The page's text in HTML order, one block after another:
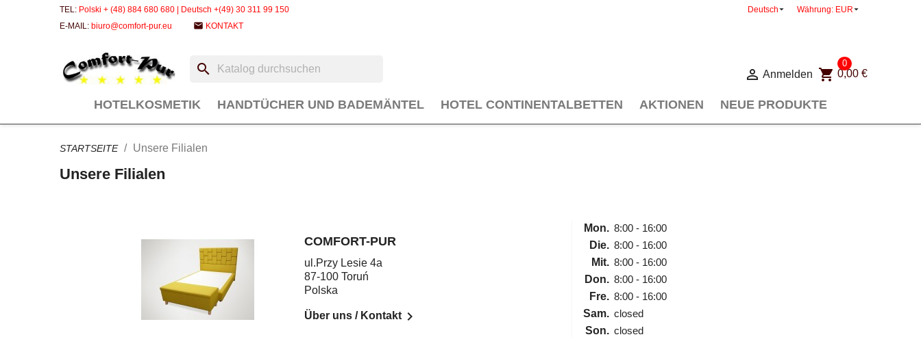
TEL: Polski + (48) 884 680 680 | Deutsch +(49) 30 311 99 150
E-MAIL: biuro@comfort-pur.eu email KONTAKT
Deutsch Währung: EUR
search shopping_cart
0
0,00 €
 Anmelden
HOTELKOSMETIK HANDTÜCHER UND BADEMÄNTEL HOTEL CONTINENTALBETTEN AKTIONEN NEUE PRODUKTE
STARTSEITE Unsere Filialen
Unsere Filialen
COMFORT-PUR
ul.Przy Lesie 4a
87-100 Toruń
Polska
Über uns / Kontakt
Mon. 8:00 - 16:00
Die. 8:00 - 16:00
Mit. 8:00 - 16:00
Don. 8:00 - 16:00
Fre. 8:00 - 16:00
Sam. closed
Son. closed